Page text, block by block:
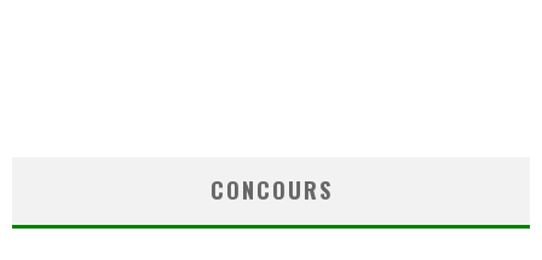
CONCOURS